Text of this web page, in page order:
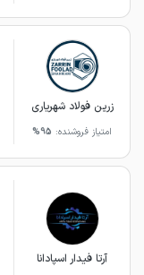
زرین فولاد شهریاری
امتیاز فروشنده: 95%
آرتا فیدار اسپادانا